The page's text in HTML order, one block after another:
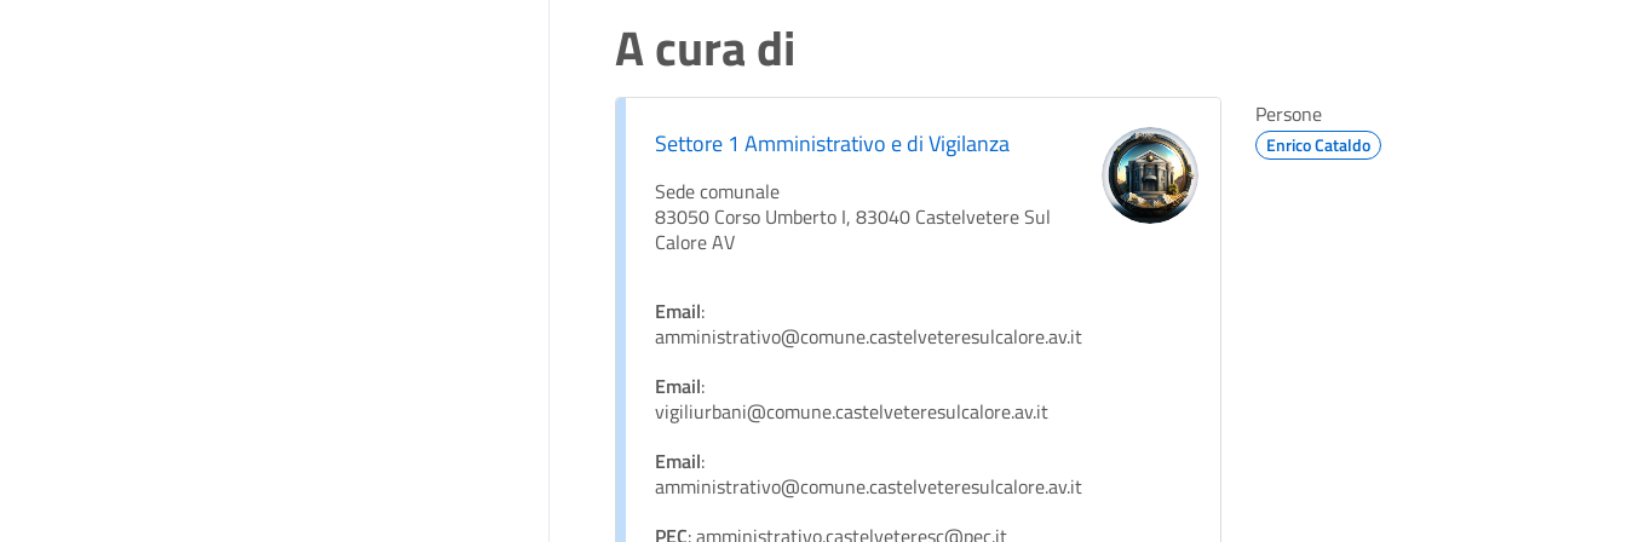
A cura di
Settore 1 Amministrativo e di Vigilanza
Sede comunale
83050 Corso Umberto I, 83040 Castelvetere Sul
Calore AV
Email:
amministrativo@comune.castelveteresulcalore.av.it
Email:
vigiliurbani@comune.castelveteresulcalore.av.it
Email:
amministrativo@comune.castelveteresulcalore.av.it
PEC: amministrativo.castelveteresc@pec.it
Persone
Enrico Cataldo